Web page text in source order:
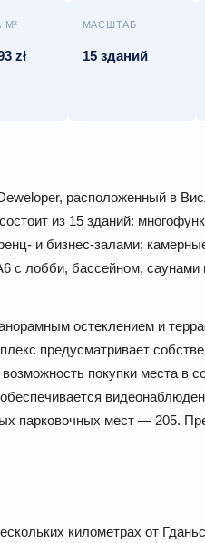
М²
zł
МАСШТАБ
15 зданий
расположенный в
из 15 зданий:
и бизнес-залами;
с лобби, бассейном,
остеклением и
предусматривает
покупки места в
парковочных мест — 205.
километрах от